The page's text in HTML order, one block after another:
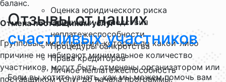
Оценка юридического риска
Причины и последствия
неплатежеспособности
Процедуры банкротства
Права кредиторов
Личное неплатежеспособность
баланс.
Отмена поставщиком услуг
Групповые мероприятия, которые по какой-либо
причине не набирают минимальное количество
участников, могут быть отменены организатором или
поставщиком услуг до начала программы.
Отзывы от наших
счастливых участников
Если вы хотите узнать, как мы можем помочь вам